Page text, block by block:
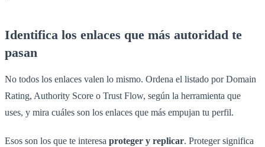
Identifica los enlaces que más autoridad te
pasan
No todos los enlaces valen lo mismo. Ordena el listado por Domain
Rating, Authority Score o Trust Flow, según la herramienta que
uses, y mira cuáles son los enlaces que más empujan tu perfil.
Esos son los que te interesa proteger y replicar. Proteger significa